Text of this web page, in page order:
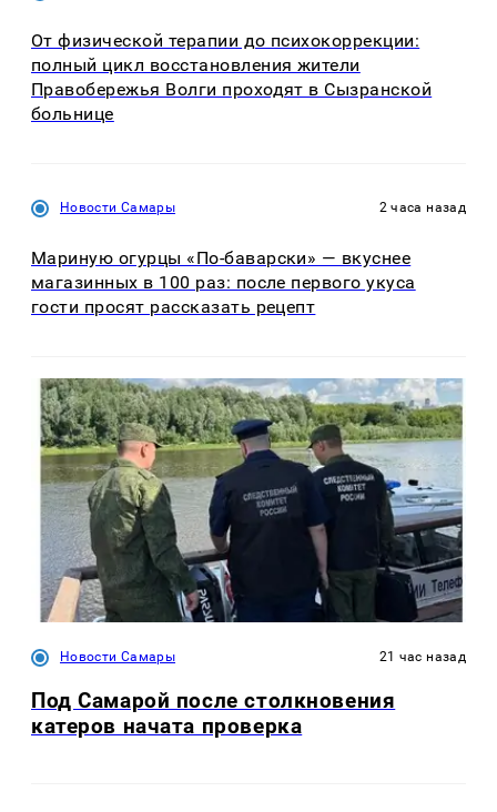
От физической терапии до психокоррекции:
полный цикл восстановления жители
Правобережья Волги проходят в Сызранской
больнице
Новости Самары 2 часа назад
Мариную огурцы «По-баварски» — вкуснее
магазинных в 100 раз: после первого укуса
гости просят рассказать рецепт
Новости Самары 21 час назад
Под Самарой после столкновения
катеров начата проверка